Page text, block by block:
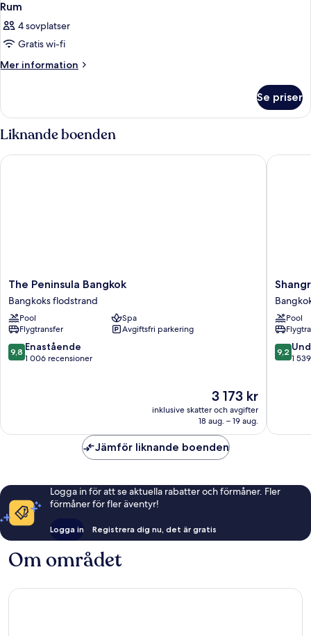
Rum
4 sovplatser
Gratis wi-fi
Mer information
Mer
Se priser
Liknande boenden
The
Peninsula
Bangkok
Bangkoks
flodstrand
The Peninsula Bangkok
Bangkoks flodstrand
Pool
Spa
Flygtransfer
Avgiftsfri parkering
9.8
av
9,8 Enastående
1 006 recensioner
Priset
är
3 173 kr
3 173 kr
inklusive skatter och avgifter
18 aug. – 19 aug.
The Peninsula Bangkok
Shangri-
La
centrum
Pool
9.2
av
9,2
1
Jämför liknande boenden
Logga in för att se aktuella rabatter och förmåner. Fler
förmåner för fler äventyr!
Logga in Registrera dig nu, det är gratis
Om området